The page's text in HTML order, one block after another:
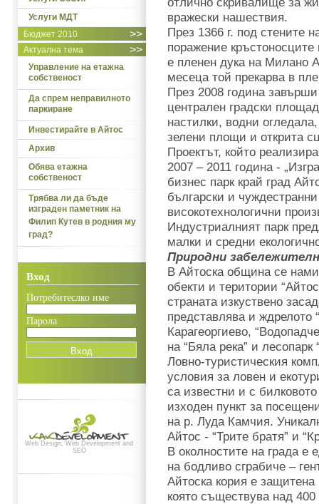
Услуги МДТ
>>
Бюджет 2010
>>
Актуална тема
Управление на етажна
собственост
Да спрем неправилното
паркиране
Инвестирайте в Айтос
Архив
Обява етажна
собственост
Трябва ли да бъде
изграден паметник на
Филип Кутев в родния му
град?
Вход
Потребитеслко име
Парола
Web Design, Web Development and
SEO
вражески нашествия.
През 1366 г. под стените
поражение
е пленен дука на Милано
месеца той прекарва в
През 2008 година
централен градски
настилки, водни
зелени площи и открита
Проектът, който
2007 – 2011 година -
бизнес парк край град
български и
високотехнологични
Индустриалният парк
малки и средни
Природни
В Айтоска община се
обекти и територии
страната изкуствено
представлява и ждрелото
Карагеоргиево,
на “Бяла река” и лесопарк
Ловно-туристическия
условия за ловен и
са известни и с
изходен пункт за
на р. Луда Камчия.
Айтос - “Трите братя” и
В околностите на града е
на бодливо сграбиче –
Айтоска кория е
която съществува над 400